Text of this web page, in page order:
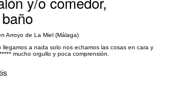
Arroyo de La Miel (Málaga)
llegamos a nada solo nos echamos las cosas en cara y
mucho orgullo y poca comprensión.